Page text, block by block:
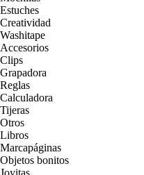
Estuches
Creatividad
Washitape
Accesorios
Clips
Grapadora
Reglas
Calculadora
Tijeras
Otros
Libros
Marcapáginas
Objetos bonitos